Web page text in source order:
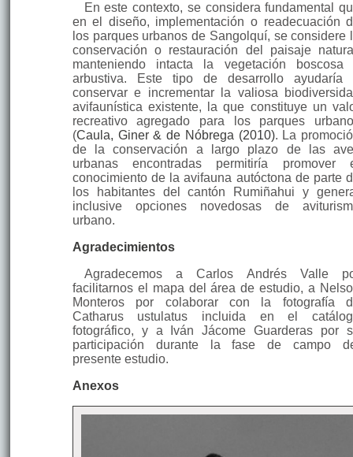
En este contexto, se considera fundamental
en el diseño, implementación o readecuación
los parques urbanos de Sangolquí, se considere
conservación o restauración del paisaje
manteniendo intacta la vegetación boscosa
arbustiva. Este tipo de desarrollo ayudaría
conservar e incrementar la valiosa
avifaunística existente, la que constituye un
recreativo agregado para los parques
(Caula, Giner & de Nóbrega (2010). La
de la conservación a largo plazo de las
urbanas encontradas permitiría promover
conocimiento de la avifauna autóctona de parte
los habitantes del cantón Rumiñahui y
inclusive opciones novedosas de
urbano.
Agradecimientos
Agradecemos a Carlos Andrés Valle
facilitarnos el mapa del área de estudio, a
Monteros por colaborar con la fotografía
Catharus ustulatus incluida en el
fotográfico, y a Iván Jácome Guarderas por
participación durante la fase de campo
presente estudio.
Anexos